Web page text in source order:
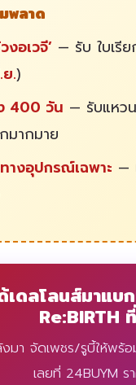
พลาด
งอเวจี’ — รับ ใบเรี
.)
400 วัน — รับแหว
มากมาย
างอุปกรณ์เฉพาะ —
เดลโลนส์มาแ
Re:BIRTH
า จัดเพชร/รูบี้ให้พร้
เลยที่ 24BUYM ร